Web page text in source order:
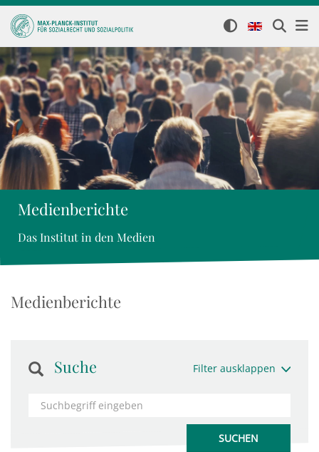
Medienberichte
Das Institut in den Medien
Medienberichte
Suche Filter ausklappen